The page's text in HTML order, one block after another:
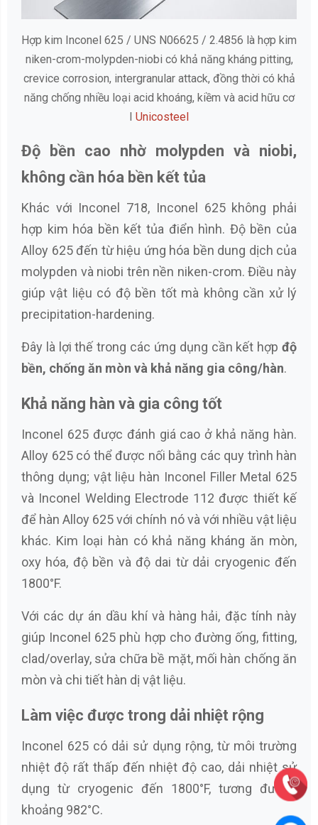
Hợp kim Inconel 625 / UNS N06625 / 2.4856 là hợp kim
niken-crom-molypden-niobi có khả năng kháng pitting,
crevice corrosion, intergranular attack, đồng thời có khả
năng chống nhiều loại acid khoáng, kiềm và acid hữu cơ
I Unicosteel
Độ bền cao nhờ molypden và niobi,
không cần hóa bền kết tủa
Khác với Inconel 718, Inconel 625 không phải
hợp kim hóa bền kết tủa điển hình. Độ bền của
Alloy 625 đến từ hiệu ứng hóa bền dung dịch của
molypden và niobi trên nền niken-crom. Điều này
giúp vật liệu có độ bền tốt mà không cần xử lý
precipitation-hardening.
Đây là lợi thế trong các ứng dụng cần kết hợp độ
bền, chống ăn mòn và khả năng gia công/hàn.
Khả năng hàn và gia công tốt
Inconel 625 được đánh giá cao ở khả năng hàn.
Alloy 625 có thể được nối bằng các quy trình hàn
thông dụng; vật liệu hàn Inconel Filler Metal 625
và Inconel Welding Electrode 112 được thiết kế
để hàn Alloy 625 với chính nó và với nhiều vật liệu
khác. Kim loại hàn có khả năng kháng ăn mòn,
oxy hóa, độ bền và độ dai từ dải cryogenic đến
1800°F.
Với các dự án dầu khí và hàng hải, đặc tính này
giúp Inconel 625 phù hợp cho đường ống, fitting,
clad/overlay, sửa chữa bề mặt, mối hàn chống ăn
mòn và chi tiết hàn dị vật liệu.
Làm việc được trong dải nhiệt rộng
Inconel 625 có dải sử dụng rộng, từ môi trường
nhiệt độ rất thấp đến nhiệt độ cao, dải nhiệt sử
dụng từ cryogenic đến 1800°F, tương đương
khoảng 982°C.